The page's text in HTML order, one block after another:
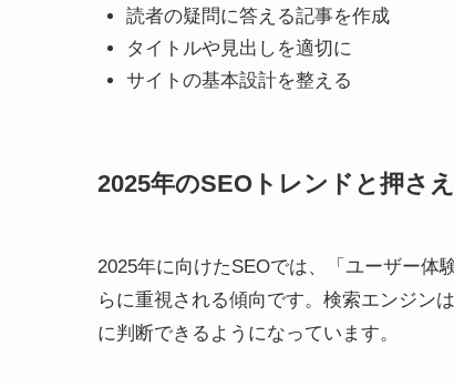
読者の疑問に答える記事を作成
タイトルや見出しを適切に
サイトの基本設計を整える
2025年のSEOトレンドと押さ
2025年に向けたSEOでは、「ユーザー体
らに重視される傾向です。検索エンジン
に判断できるようになっています。